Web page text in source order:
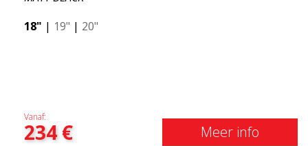
18" | 19" | 20"
Vanaf:
234€ Meer info